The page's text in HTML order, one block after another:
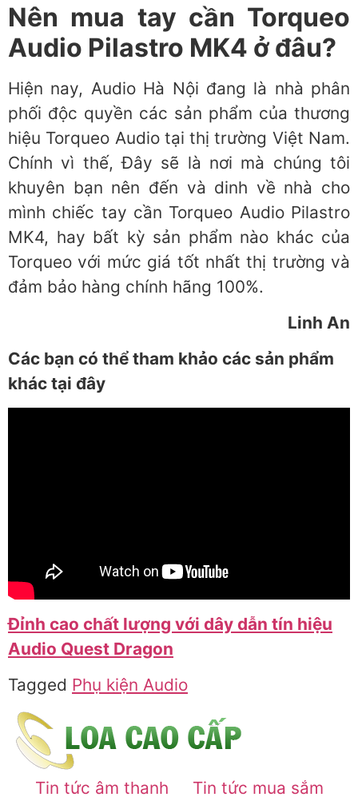
Nên mua tay cần Torqueo
Audio Pilastro MK4 ở đâu?
Hiện nay, Audio Hà Nội đang là nhà phân
phối độc quyền các sản phẩm của thương
hiệu Torqueo Audio tại thị trường Việt Nam.
Chính vì thế, Đây sẽ là nơi mà chúng tôi
khuyên bạn nên đến và dinh về nhà cho
mình chiếc tay cần Torqueo Audio Pilastro
MK4, hay bất kỳ sản phẩm nào khác của
Torqueo với mức giá tốt nhất thị trường và
đảm bảo hàng chính hãng 100%.
Linh An
Các bạn có thể tham khảo các sản phẩm
khác tại đây
Đỉnh cao chất lượng với dây dẫn tín hiệu
Audio Quest Dragon
Tagged Phụ kiện Audio
Tin tức âm thanh Tin tức mua sắm